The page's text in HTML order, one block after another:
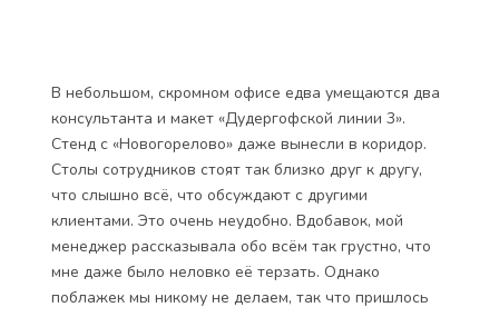
договаривалась заранее, но этого можно было и не
делать – в середине рабочего дня ажиотажа не
было. Отдел продаж работает с 9 до 18 часов по
будням и с 10 до 15 часов в субботу. И если бы не
половина выходного дня, то график был бы просто
ужасным. Таллиннское шоссе – не ближний свет, а
возможность отпроситься с работы есть не у всех.